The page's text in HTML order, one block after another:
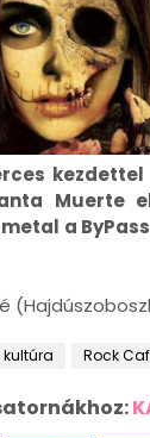
kezdettel
Muerte
a
kultúra Rock